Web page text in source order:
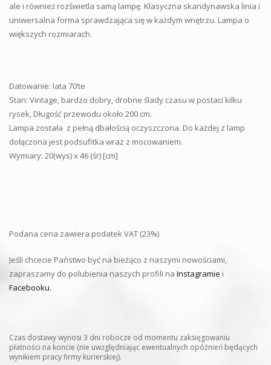
ale i również rozświetla samą lampę. Klasyczna skandynawska linia i
uniwersalna forma sprawdzająca się w każdym wnętrzu. Lampa o
większych rozmiarach.
Datowanie: lata 70’te
Stan: Vintage, bardzo dobry, drobne ślady czasu w postaci kilku
rysek, Długość przewodu około 200 cm.
Lampa została z pełną dbałością oczyszczona. Do każdej z lamp
dołączona jest podsufitka wraz z mocowaniem.
Wymiary: 20(wys) x 46 (śr) [cm]
Podana cena zawiera podatek VAT (23%)
Jeśli chcecie Państwo być na bieżąco z naszymi nowościami,
zapraszamy do polubienia naszych profili na Instagramie i
Facebooku.
Czas dostawy wynosi 3 dni robocze od momentu zaksięgowaniu
płatności na koncie (nie uwzględniając ewentualnych opóźnień będących
wynikiem pracy firmy kurierskiej).